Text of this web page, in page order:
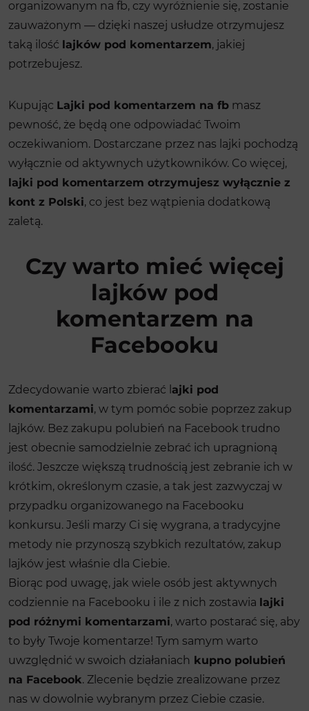
organizowanym na fb, czy wyróżnienie się, zostanie
zauważonym — dzięki naszej usłudze otrzymujesz
taką ilość lajków pod komentarzem, jakiej
potrzebujesz.
Kupując Lajki pod komentarzem na fb masz
pewność, że będą one odpowiadać Twoim
oczekiwaniom. Dostarczane przez nas lajki pochodzą
wyłącznie od aktywnych użytkowników. Co więcej,
lajki pod komentarzem otrzymujesz wyłącznie z
kont z Polski, co jest bez wątpienia dodatkową
zaletą.
Czy warto mieć więcej
lajków pod
komentarzem na
Facebooku
Zdecydowanie warto zbierać l ajki pod
komentarzami, w tym pomóc sobie poprzez zakup
lajków. Bez zakupu polubień na Facebook trudno
jest obecnie samodzielnie zebrać ich upragnioną
ilość. Jeszcze większą trudnością jest zebranie ich w
krótkim, określonym czasie, a tak jest zazwyczaj w
przypadku organizowanego na Facebooku
konkursu. Jeśli marzy Ci się wygrana, a tradycyjne
metody nie przynoszą szybkich rezultatów, zakup
lajków jest właśnie dla Ciebie.
Biorąc pod uwagę, jak wiele osób jest aktywnych
codziennie na Facebooku i ile z nich zostawia lajki
pod różnymi komentarzami, warto postarać się, aby
to były Twoje komentarze! Tym samym warto
uwzględnić w swoich działaniach kupno polubień
na Facebook. Zlecenie będzie zrealizowane przez
nas w dowolnie wybranym przez Ciebie czasie.